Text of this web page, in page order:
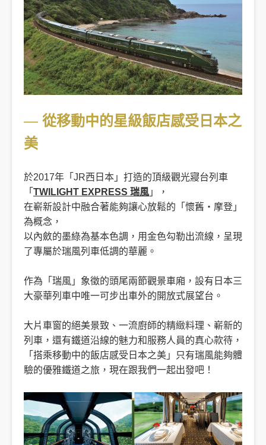
― 從移動中的星級飯店感受日本之
美
於2017年「JR西日本」打造的頂級觀光寢台列車
「 TWILIGHT EXPRESS 瑞風 」，
在嶄新設計中融合著能夠讓心放鬆的「懷舊・摩登」
為概念，
以內斂的墨綠為基本色調，用金色勾勒出流線，呈現
了專屬於瑞風列車低調的華麗。
作為「瑞風」象徵的頭尾兩節觀景車廂，設有日本三
大豪華列車中唯一可步出車外的開放式展望台。
大片車窗的絕美景致、一流廚師的精緻料理、嶄新的
列車，還有鐵道沿線的魅力和服務人員的真心款待，
「搭乘移動中的飯店感受日本之美」只有瑞風能夠體
驗的優雅鐵道之旅，現在跟我們一起出發吧！